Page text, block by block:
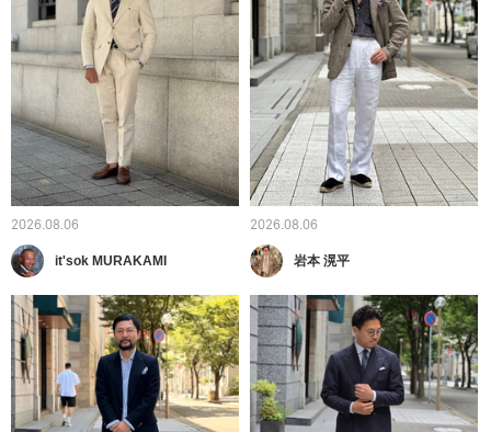
2026.08.06
it'sok MURAKAMI
2026.08.06
岩本 滉平